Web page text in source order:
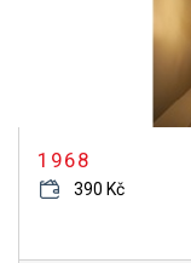
1968
390 Kč